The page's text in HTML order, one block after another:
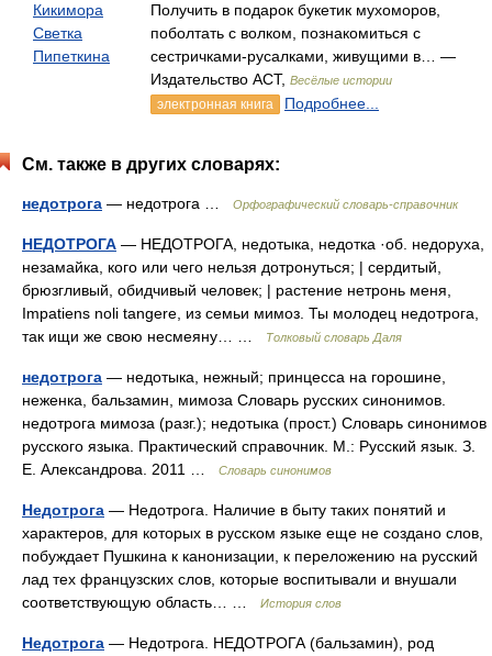
Кикимора
Светка
Пипеткина
Получить в подарок букетик мухоморов,
поболтать с волком, познакомиться с
сестричками-русалками, живущими в… —
Издательство АСТ, Весёлые истории
электронная книга Подробнее...
См. также в других словарях:
недотрога — недотрога … Орфографический словарь-справочник
НЕДОТРОГА — НЕДОТРОГА, недотыка, недотка ·об. недоруха,
незамайка, кого или чего нельзя дотронуться; | сердитый,
брюзгливый, обидчивый человек; | растение нетронь меня,
Impatiens noli tangere, из семьи мимоз. Ты молодец недотрога,
так ищи же свою несмеяну… …
Толковый словарь Даля
недотрога — недотыка, нежный; принцесса на горошине,
неженка, бальзамин, мимоза Словарь русских синонимов.
недотрога мимоза (разг.); недотыка (прост.) Словарь синонимов
русского языка. Практический справочник. М.: Русский язык. З.
Е. Александрова. 2011 …
Словарь синонимов
Недотрога — Недотрога. Наличие в быту таких понятий и
характеров, для которых в русском языке еще не создано слов,
побуждает Пушкина к канонизации, к переложению на русский
лад тех французских слов, которые воспитывали и внушали
соответствующую область… …
История слов
Недотрога — Недотрога. НЕДОТРОГА (бальзамин), род